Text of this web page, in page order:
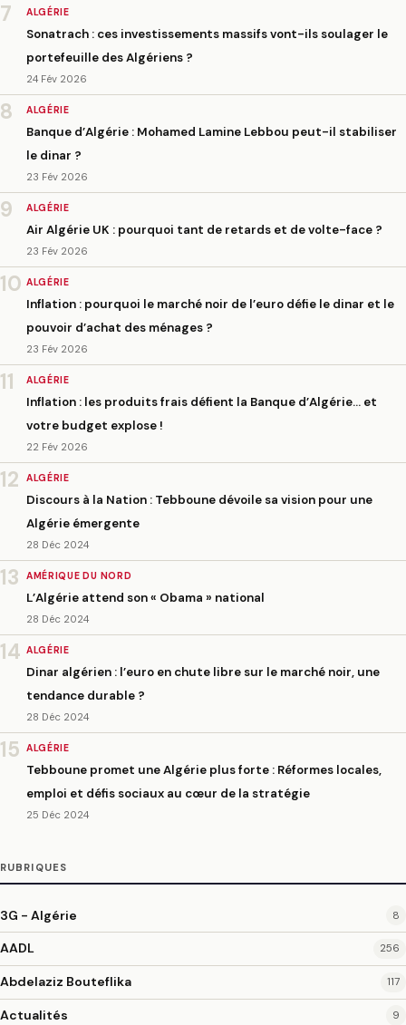
7 ALGÉRIE
Sonatrach : ces investissements massifs vont-ils soulager le
portefeuille des Algériens ?
24 Fév 2026
8 ALGÉRIE
Banque d’Algérie : Mohamed Lamine Lebbou peut-il stabiliser
le dinar ?
23 Fév 2026
9 ALGÉRIE
Air Algérie UK : pourquoi tant de retards et de volte-face ?
23 Fév 2026
10 ALGÉRIE
Inflation : pourquoi le marché noir de l’euro défie le dinar et le
pouvoir d’achat des ménages ?
23 Fév 2026
11 ALGÉRIE
Inflation : les produits frais défient la Banque d’Algérie… et
votre budget explose !
22 Fév 2026
12 ALGÉRIE
Discours à la Nation : Tebboune dévoile sa vision pour une
Algérie émergente
28 Déc 2024
13 AMÉRIQUE DU NORD
L’Algérie attend son « Obama » national
28 Déc 2024
14 ALGÉRIE
Dinar algérien : l’euro en chute libre sur le marché noir, une
tendance durable ?
28 Déc 2024
15 ALGÉRIE
Tebboune promet une Algérie plus forte : Réformes locales,
emploi et défis sociaux au cœur de la stratégie
25 Déc 2024
RUBRIQUES
3G - Algérie 8
AADL 256
Abdelaziz Bouteflika 117
Actualités 9